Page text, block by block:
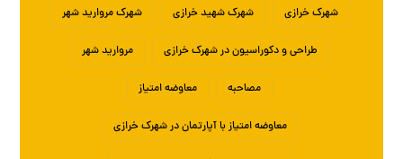
شهرک خرازی شهرک شهید خرازی شهرک مروارید شهر
طراحی و دکوراسیون در شهرک خرازی مروارید شهر
مصاحبه معاوضه امتیاز
معاوضه امتیاز با آپارتمان در شهرک خرازی